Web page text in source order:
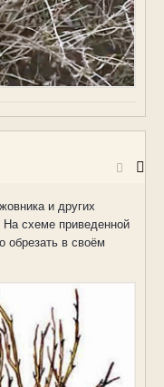
и других
схеме приведенной
обрезать в своём